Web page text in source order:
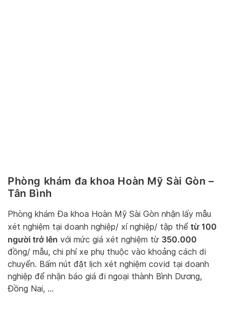
Phòng khám đa khoa Hoàn Mỹ Sài Gòn –
Tân Bình
Phòng khám Đa khoa Hoàn Mỹ Sài Gòn nhận lấy mẫu
xét nghiệm tại doanh nghiệp/ xí nghiệp/ tập thể từ 100
người trở lên với mức giá xét nghiệm từ 350.000
đồng/ mẫu, chi phí xe phụ thuộc vào khoảng cách di
chuyển. Bấm nút đặt lịch xét nghiệm covid tại doanh
nghiệp để nhận báo giá đi ngoại thành Bình Dương,
Đồng Nai, …